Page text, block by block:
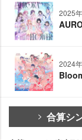
2025
2024
合算シ